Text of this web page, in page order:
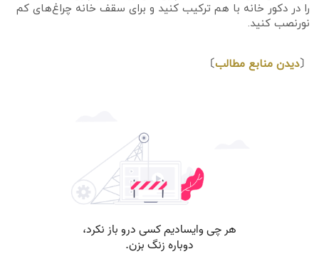
را در دکور خانه با هم ترکیب کنید و برای سقف خانه چراغ‌های کم
نورنصب کنید.
〔دیدن منابع مطالب〕